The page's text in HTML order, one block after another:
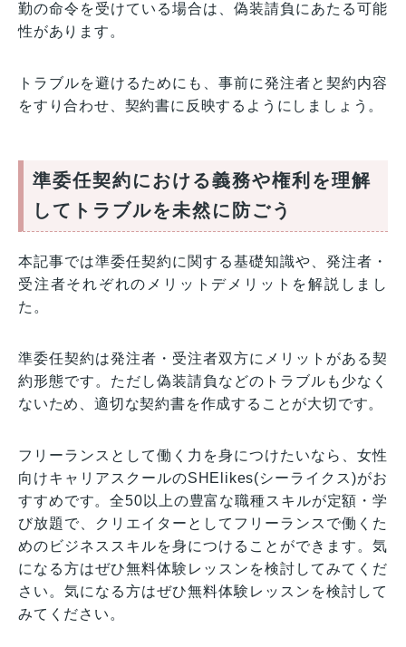
勤の命令を受けている場合は、偽装請負にあたる可能
性があります。
トラブルを避けるためにも、事前に発注者と契約内容
をすり合わせ、契約書に反映するようにしましょう。
準委任契約における義務や権利を理解
してトラブルを未然に防ごう
本記事では準委任契約に関する基礎知識や、発注者・
受注者それぞれのメリットデメリットを解説しまし
た。
準委任契約は発注者・受注者双方にメリットがある契
約形態です。ただし偽装請負などのトラブルも少なく
ないため、適切な契約書を作成することが大切です。
フリーランスとして働く力を身につけたいなら、女性
向けキャリアスクールのSHElikes(シーライクス)がお
すすめです。全50以上の豊富な職種スキルが定額・学
び放題で、クリエイターとしてフリーランスで働くた
めのビジネススキルを身につけることができます。気
になる方はぜひ無料体験レッスンを検討してみてくだ
さい。気になる方はぜひ無料体験レッスンを検討して
みてください。